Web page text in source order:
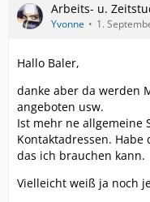
Arbeits- u.
Yvonne 1.
Hallo Baler,
danke aber da werden
angeboten usw.
Ist mehr ne allgemeine
Kontaktadressen.
das ich brauchen kann.
Vielleicht weiß ja noch